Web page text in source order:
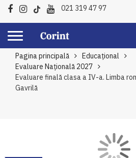
021 319 47 97
Pagina principală
Educațional
Evaluare Națională 2027
Evaluare finală clasa a IV-a. Limba
Gavrilă